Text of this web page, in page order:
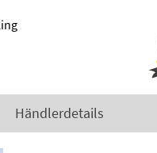
Händlerdetails